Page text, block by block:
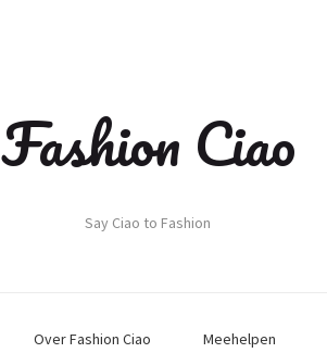
Fashion Ciao
Say Ciao to Fashion
Over Fashion Ciao Meehelpen